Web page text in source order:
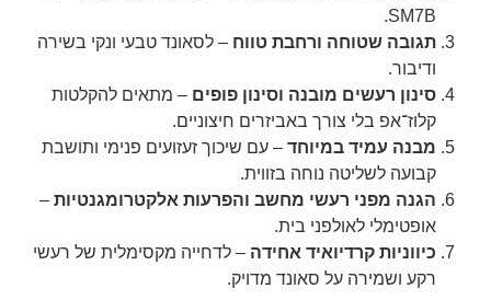
SM7B.
תגובה שטוחה ורחבת טווח – לסאונד טבעי ונקי בשירה
ודיבור.
סינון רעשים מובנה וסינון פופים – מתאים להקלטות
קלוז־אפ בלי צורך באביזרים חיצוניים.
מבנה עמיד במיוחד – עם שיכוך זעזועים פנימי ותושבת
קבועה לשליטה נוחה בזווית.
הגנה מפני רעשי מחשב והפרעות אלקטרומגנטיות –
אופטימלי לאולפני בית.
כיווניות קרדיואיד אחידה – לדחייה מקסימלית של רעשי
רקע ושמירה על סאונד מדויק.